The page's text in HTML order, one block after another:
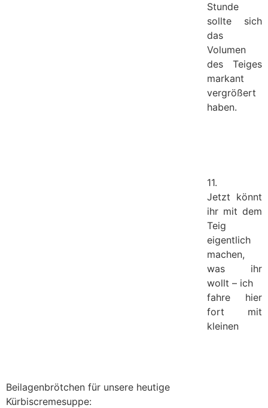
Stunde
sollte sich
das
Volumen
des Teiges
markant
vergrößert
haben.
11.
Jetzt könnt
ihr mit dem
Teig
eigentlich
machen,
was ihr
wollt – ich
fahre hier
fort mit
kleinen
Beilagenbrötchen für unsere heutige
Kürbiscremesuppe: